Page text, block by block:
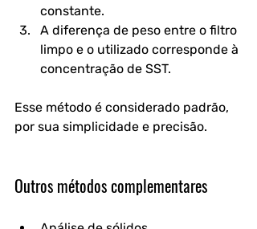
constante.
A diferença de peso entre o filtro
limpo e o utilizado corresponde à
concentração de SST.
Esse método é considerado padrão,
por sua simplicidade e precisão.
Outros métodos complementares